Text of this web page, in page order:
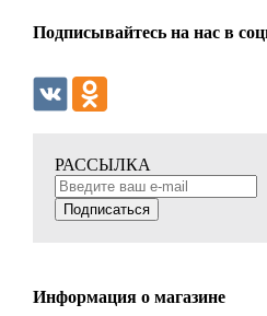
Подписывайтесь на нас в
РАССЫЛКА
Подписаться
Информация о магазине